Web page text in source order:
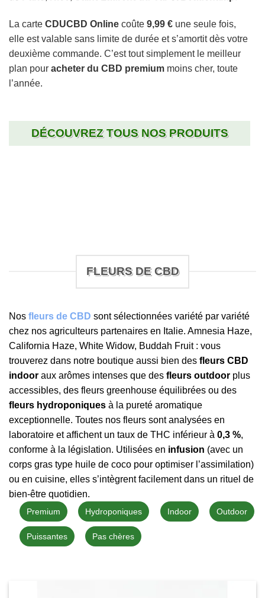
La carte CDUCBD Online coûte 9,99 € une seule fois,
elle est valable sans limite de durée et s’amortit dès votre
deuxième commande. C’est tout simplement le meilleur
plan pour acheter du CBD premium moins cher, toute
l’année.
DÉCOUVREZ TOUS NOS PRODUITS
FLEURS DE CBD
Nos fleurs de CBD sont sélectionnées variété par variété
chez nos agriculteurs partenaires en Italie. Amnesia Haze,
California Haze, White Widow, Buddah Fruit : vous
trouverez dans notre boutique aussi bien des fleurs CBD
indoor aux arômes intenses que des fleurs outdoor plus
accessibles, des fleurs greenhouse équilibrées ou des
fleurs hydroponiques à la pureté aromatique
exceptionnelle. Toutes nos fleurs sont analysées en
laboratoire et affichent un taux de THC inférieur à 0,3 %,
conforme à la législation. Utilisées en infusion (avec un
corps gras type huile de coco pour optimiser l’assimilation)
ou en cuisine, elles s’intègrent facilement dans un rituel de
bien-être quotidien.
Premium Hydroponiques Indoor Outdoor
Puissantes Pas chères